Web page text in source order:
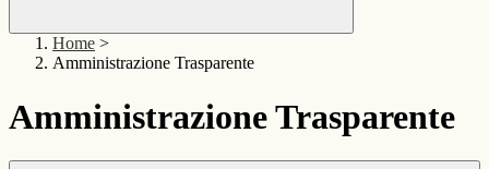
Home >
Amministrazione Trasparente
Amministrazione Trasparente